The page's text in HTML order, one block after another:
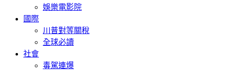
娛樂電影院
國際
川普對等關稅
全球必讀
社會
毒駕連爆